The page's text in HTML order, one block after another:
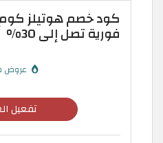
كود خصم هوتيلز
فورية تصل إلى 30%
عروض
تفعيل